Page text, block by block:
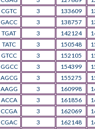
CGTC 3 133609
GACC 3 138757
TGAT 3 142124
TATC 3 150548
GTCC 3 152105
GGCC 3 154399
AGCG 3 155275
AAGG 3 160998
ACCA 3 161856
CCGA 3 162069
CGAC 3 162148